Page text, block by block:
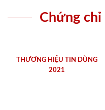
Chứng chỉ
THƯƠNG HIỆU TIN DÙNG
2021